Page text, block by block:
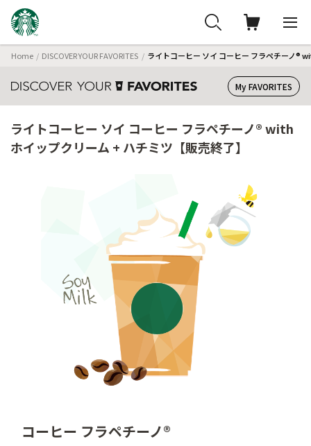
Home DISCOVER YOUR FAVORITES ライトコーヒー ソイ コーヒー フラペチーノ®
My FAVORITES
ライトコーヒー ソイ コーヒー フラペチーノ® with
ホイップクリーム + ハチミツ【販売終了】
コーヒー フラペチーノ®